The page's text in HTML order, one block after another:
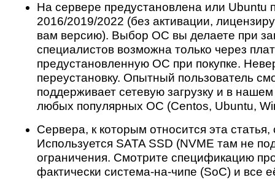
На сервере предустановлена или Ubuntu
2016/2019/2022 (без активации,
вам версию). Выбор ОС вы делаете при
специалистов возможна только через
предустановленную ОС при покупке.
переустановку. Опытный пользователь
поддерживает сетевую загрузку и в
любых популярных ОС (Centos, Ubuntu,
Сервера, к которым относится эта
Используется SATA SSD (NVME там не
ограничения. Смотрите спецификацию
фактически система-на-чипе (SoC) и все